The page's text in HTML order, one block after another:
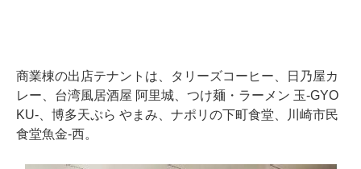
商業棟の出店テナントは、タリーズコーヒー、日乃屋カ
レー、台湾風居酒屋 阿里城、つけ麺・ラーメン 玉-GYO
KU-、博多天ぷら やまみ、ナポリの下町食堂、川崎市民
食堂魚金-西。